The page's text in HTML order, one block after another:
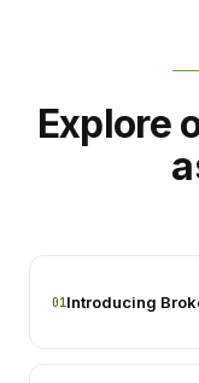
Explore
01Introducing